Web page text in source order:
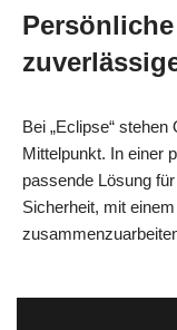
Bei „Eclipse“
Mittelpunkt. In einer
passende Lösung
Sicherheit, mit